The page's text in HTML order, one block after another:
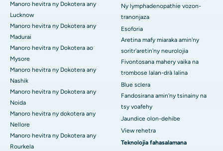
Manoro hevitra ny Dokotera any
Lucknow
Manoro hevitra ny Dokotera any
Madurai
Manoro hevitra ny Dokotera ao
Mysore
Manoro hevitra ny Dokotera any
Nashik
Manoro hevitra ny Dokotera any
Noida
Manoro hevitra ny dokotera any
Nellore
Manoro hevitra ny Dokotera any
Rourkela
Ny lymphadenopathie vozon-
tranonjaza
Esoforia
Aretina mafy miaraka amin'ny
soritr'aretin'ny neurolojia
Fivontosana mahery vaika na
trombose lalan-drà lalina
Blue sclera
Fandosirana amin'ny tsinainy na
tsy voafehy
Jaundice olon-dehibe
View rehetra
Teknolojia fahasalamana